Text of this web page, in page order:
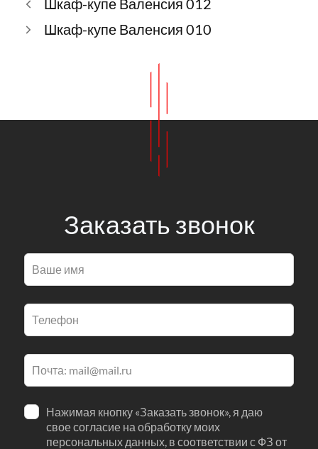
Шкаф-купе Валенсия 012
Шкаф-купе Валенсия 010
Заказать звонок
Оставьте
это
поле
пустым
Нажимая кнопку «Заказать звонок», я даю
свое согласие на обработку моих
персональных данных, в соответствии с ФЗ от